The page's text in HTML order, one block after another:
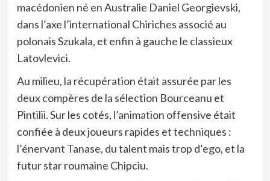
macédonien né en Australie Daniel Georgievski,
dans l’axe l’international Chiriches associé au
polonais Szukala, et enfin à gauche le classieux
Latovlevici.
Au milieu, la récupération était assurée par les
deux compères de la sélection Bourceanu et
Pintilii. Sur les cotés, l’animation offensive était
confiée à deux joueurs rapides et techniques :
l’énervant Tanase, du talent mais trop d’ego, et la
futur star roumaine Chipciu.